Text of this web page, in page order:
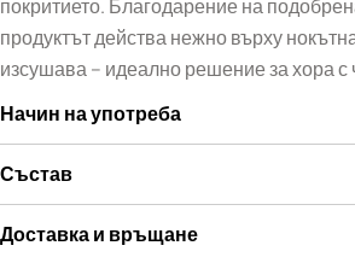
покритието. Благодарение на
продуктът действа нежно върху
изсушава – идеално решение за хора с
Начин на употреба
Състав
Доставка и връщане